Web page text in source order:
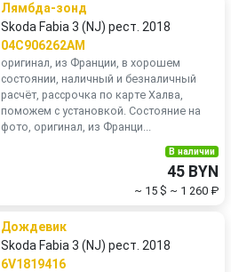
Лямбда-зонд
Skoda Fabia 3 (NJ) рест. 2018
04C906262AM
оригинал, из Франции, в хорошем
состоянии, наличный и безналичный
расчёт, рассрочка по карте Халва,
поможем с установкой. Состояние на
фото, оригинал, из Франци...
В наличии
45 BYN
~ 15 $ ~ 1 260 ₽
Дождевик
Skoda Fabia 3 (NJ) рест. 2018
6V1819416